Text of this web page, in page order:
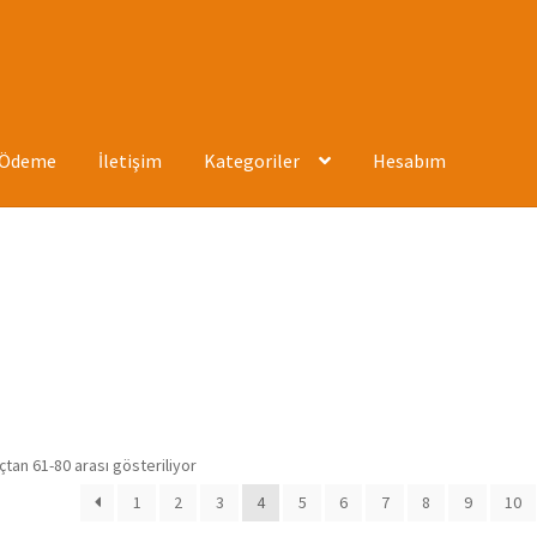
İletişim Kategoriler Hesabım
61-80 arası gösteriliyorEn
yeniye
1 2 3 4 5 6 7 8 9 10